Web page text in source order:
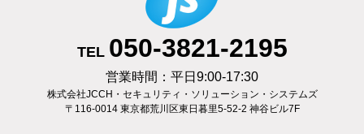
TEL 050-3821-2195
営業時間：平日9:00-17:30
株式会社JCCH・セキュリティ・ソリューション・システムズ
〒116-0014 東京都荒川区東日暮里5-52-2 神谷ビル7F